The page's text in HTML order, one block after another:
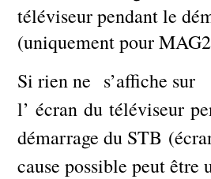
téléviseur pendant le
(uniquement pour
Si rien ne s’affiche sur
l’ écran du téléviseur
démarrage du STB
cause possible peut être